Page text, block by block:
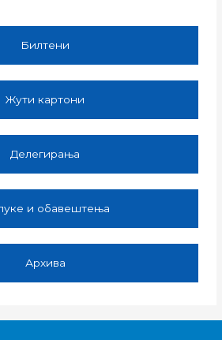
Билтени
Жути картони
Делегирања
и обавештења
Архива